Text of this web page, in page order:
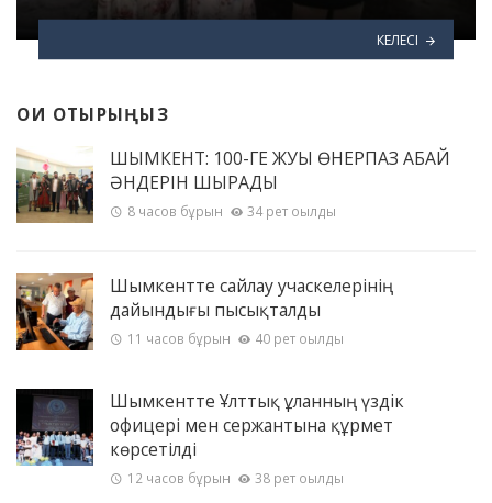
КЕЛЕСІ
ОҚИ ОТЫРЫҢЫЗ
ШЫМКЕНТ: 100-ГЕ ЖУЫҚ ӨНЕРПАЗ АБАЙ
ӘНДЕРІН ШЫРҚАДЫ
8 часов бұрын 34 рет оқылды
Шымкентте сайлау учаскелерінің
дайындығы пысықталды
11 часов бұрын 40 рет оқылды
Шымкентте Ұлттық ұланның үздік
офицері мен сержантына құрмет
көрсетілді
12 часов бұрын 38 рет оқылды